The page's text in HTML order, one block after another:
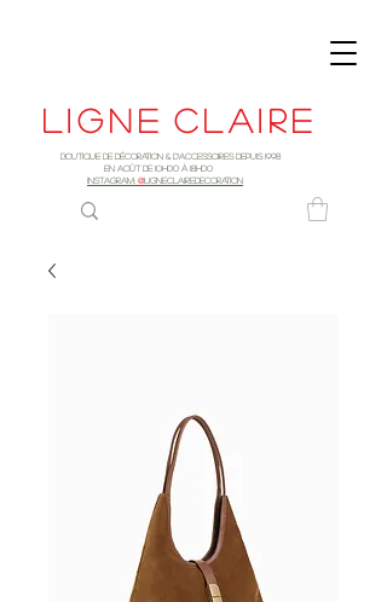
Ligne claire
Boutique de décoration & d'accessoires depuis 1998
EN AOûT DE 10h00 à 18H00
INSTAGRAM: @LIGNECLAIREDECORATION